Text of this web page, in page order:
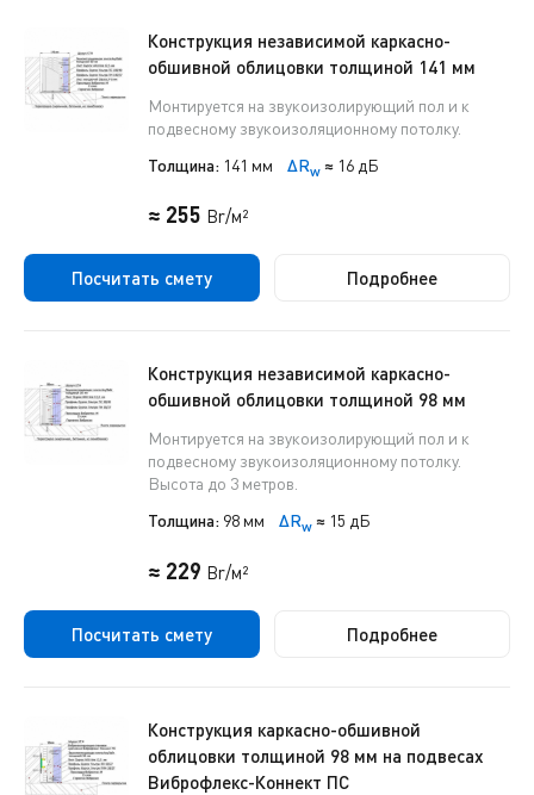
Конструкция независимой каркасно-
обшивной облицовки толщиной 141 мм
Монтируется на звукоизолирующий пол и к
подвесному звукоизоляционному потолку.
Толщина: 141 мм ΔRw ≈ 16 дБ
≈ 255 Br/м²
Посчитать смету Подробнее
Конструкция независимой каркасно-
обшивной облицовки толщиной 98 мм
Монтируется на звукоизолирующий пол и к
подвесному звукоизоляционному потолку.
Высота до 3 метров.
Толщина: 98 мм ΔRw ≈ 15 дБ
≈ 229 Br/м²
Посчитать смету Подробнее
Конструкция каркасно-обшивной
облицовки толщиной 98 мм на подвесах
Виброфлекс-Коннект ПС